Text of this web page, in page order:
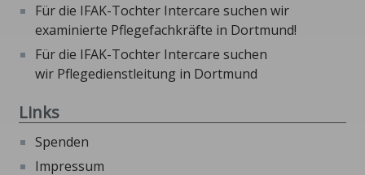
Für die IFAK-Tochter Intercare suchen wir
examinierte Pflegefachkräfte in Dortmund!
Für die IFAK-Tochter Intercare suchen
wir Pflegedienstleitung in Dortmund
Links
Spenden
Impressum